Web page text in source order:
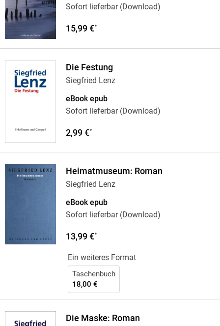
Sofort lieferbar (Download)
15,99 €*
Die Festung
Siegfried Lenz
eBook epub
Sofort lieferbar (Download)
2,99 €*
Heimatmuseum: Roman
Siegfried Lenz
eBook epub
Sofort lieferbar (Download)
13,99 €*
Ein weiteres Format
Taschenbuch
18,00 €
Die Maske: Roman